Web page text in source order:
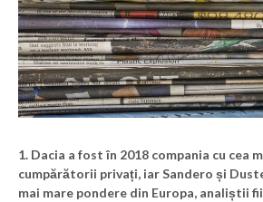
1. Dacia a fost în 2018 compania cu cea
cumpărătorii privați, iar Sandero și
mai mare pondere din Europa, analiștii